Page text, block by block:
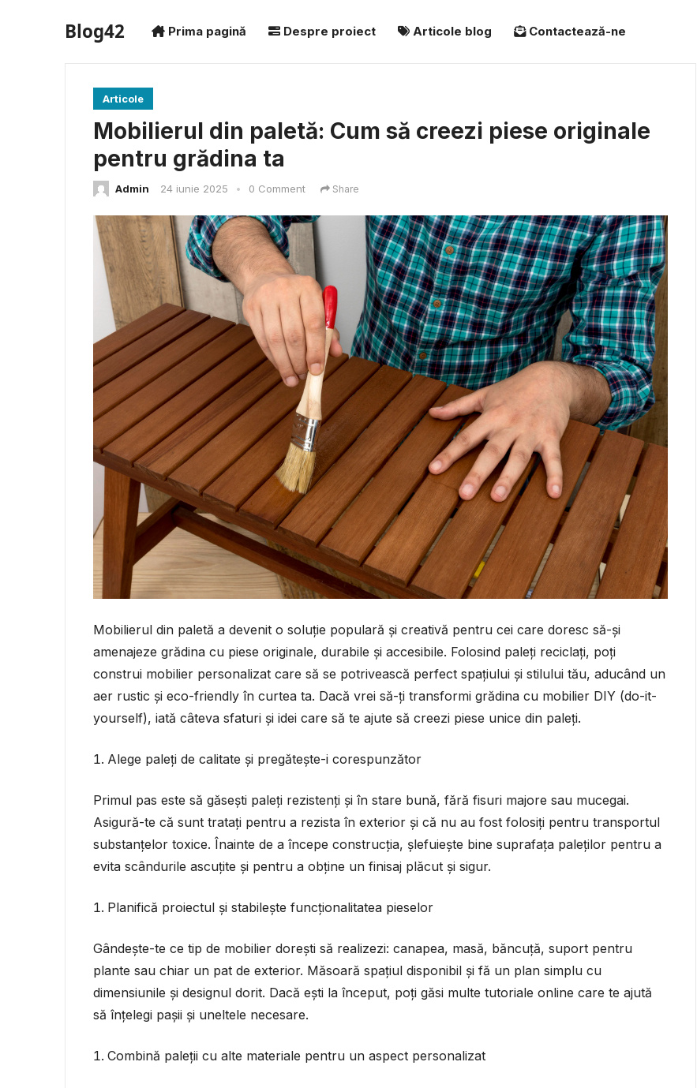
Blog42 Prima pagină Despre proiect Articole blog Contactează-ne
Articole
Mobilierul din paletă: Cum să creezi piese originale
pentru grădina ta
Admin 24 iunie 2025 • 0 Comment Share
Mobilierul din paletă a devenit o soluție populară și creativă pentru cei care doresc să-și
amenajeze grădina cu piese originale, durabile și accesibile. Folosind paleți reciclați, poți
construi mobilier personalizat care să se potrivească perfect spațiului și stilului tău, aducând un
aer rustic și eco-friendly în curtea ta. Dacă vrei să-ți transformi grădina cu mobilier DIY (do-it-
yourself), iată câteva sfaturi și idei care să te ajute să creezi piese unice din paleți.
Alege paleți de calitate și pregătește-i corespunzător
Primul pas este să găsești paleți rezistenți și în stare bună, fără fisuri majore sau mucegai.
Asigură-te că sunt tratați pentru a rezista în exterior și că nu au fost folosiți pentru transportul
substanțelor toxice. Înainte de a începe construcția, șlefuiește bine suprafața paleților pentru a
evita scândurile ascuțite și pentru a obține un finisaj plăcut și sigur.
Planifică proiectul și stabilește funcționalitatea pieselor
Gândește-te ce tip de mobilier dorești să realizezi: canapea, masă, băncuță, suport pentru
plante sau chiar un pat de exterior. Măsoară spațiul disponibil și fă un plan simplu cu
dimensiunile și designul dorit. Dacă ești la început, poți găsi multe tutoriale online care te ajută
să înțelegi pașii și uneltele necesare.
Combină paleții cu alte materiale pentru un aspect personalizat